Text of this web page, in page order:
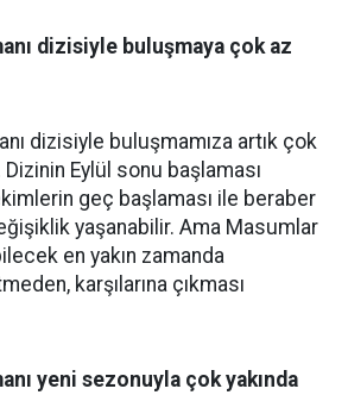
dizisiyle buluşmaya çok az
dizisiyle buluşmamıza artık çok
Dizinin Eylül sonu başlaması
geç başlaması ile beraber
yaşanabilir. Ama Masumlar
en yakın zamanda
karşılarına çıkması
yeni sezonuyla çok yakında